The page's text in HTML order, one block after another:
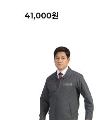
41,000원